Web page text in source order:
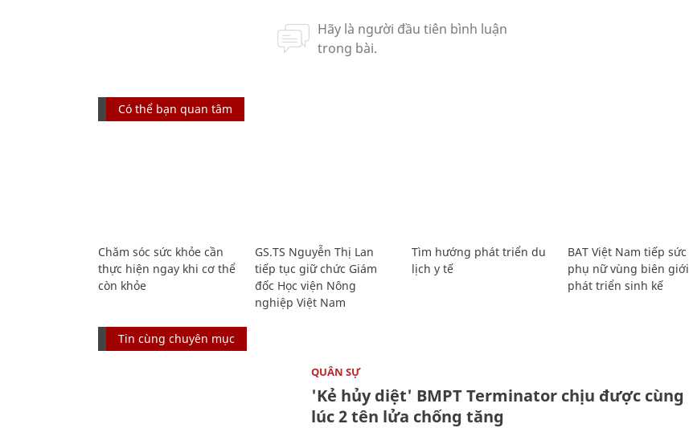
Có thể bạn quan tâm
Chăm sóc sức khỏe cần
thực hiện ngay khi cơ thể
còn khỏe
GS.TS Nguyễn Thị Lan
tiếp tục giữ chức Giám
đốc Học viện Nông
nghiệp Việt Nam
Tìm hướng phát triển du
lịch y tế
BAT Việt Nam tiếp sức
phụ nữ vùng biên giới
phát triển sinh kế
Tin cùng chuyên mục
QUÂN SỰ
'Kẻ hủy diệt' BMPT Terminator chịu được cùng
lúc 2 tên lửa chống tăng